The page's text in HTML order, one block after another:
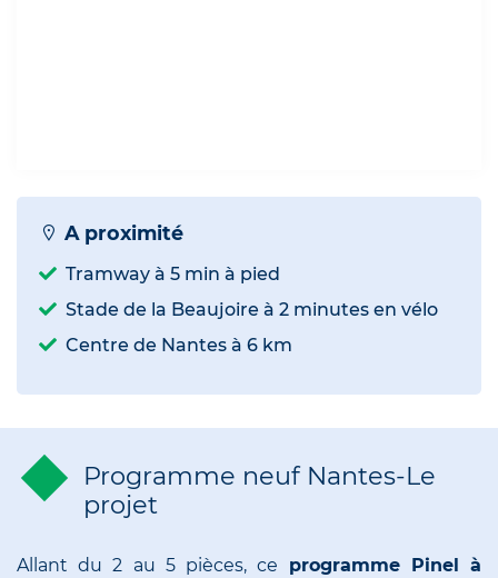
A proximité
Tramway à 5 min à pied
Stade de la Beaujoire à 2 minutes en vélo
Centre de Nantes à 6 km
Programme neuf Nantes-Le
projet
Allant du 2 au 5 pièces, ce programme Pinel à